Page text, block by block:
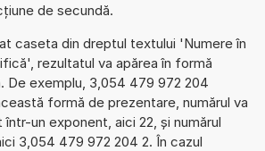
de secundă.
caseta din dreptul textului 'Numere în
rezultatul va apărea în formă
De exemplu, 3,054 479 972 204
formă de prezentare, numărul va
un exponent, aici 22, și numărul
3,054 479 972 204 2. În cazul